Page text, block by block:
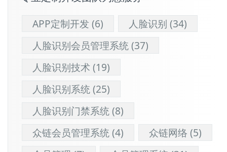
APP定制开发 (6) 人脸识别 (34)
人脸识别会员管理系统(37)
人脸识别技术(19)
人脸识别系统(25)
人脸识别门禁系统(8)
众链会员管理系统(4) 众链网络 (5)